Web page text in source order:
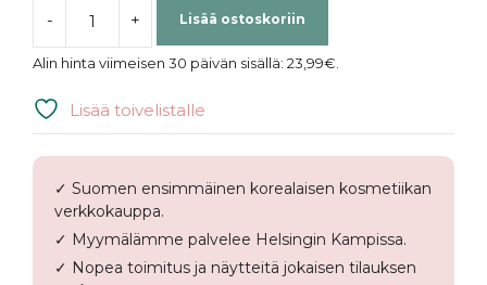
-
Medicube
|
Hypochlorous
Acid
määrä
+ Lisää ostoskoriin
Alin hinta viimeisen 30 päivän sisällä: 23,99€.
Lisää toivelistalle
✓ Suomen ensimmäinen korealaisen kosmetiikan
verkkokauppa.
✓ Myymälämme palvelee Helsingin Kampissa.
✓ Nopea toimitus ja näytteitä jokaisen tilauksen